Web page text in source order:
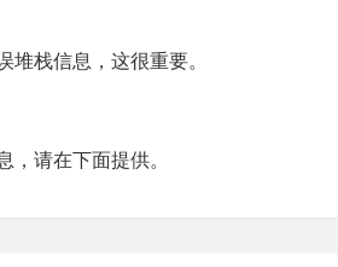
堆栈信息，这很重要。
请在下面提供。